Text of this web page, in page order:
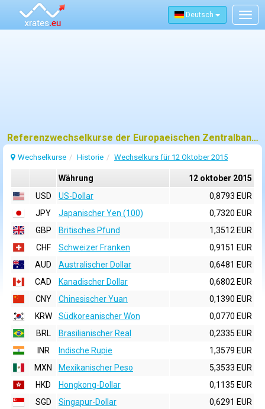
Deutsch
Referenzwechselkurse der Europaeischen Zentralbank (EZB) fuer 12 oktober 2015
Wechselkurse Historie Wechselkurs für 12 Oktober 2015
Währung
12 oktober 2015
USD
US-Dollar
0,8793 EUR
JPY
Japanischer Yen (100)
0,7320 EUR
GBP
Britisches Pfund
1,3512 EUR
CHF
Schweizer Franken
0,9151 EUR
AUD
Australischer Dollar
0,6481 EUR
CAD
Kanadischer Dollar
0,6802 EUR
CNY
Chinesischer Yuan
0,1390 EUR
KRW
Südkoreanischer Won
0,0770 EUR
BRL
Brasilianischer Real
0,2335 EUR
INR
Indische Rupie
1,3579 EUR
MXN
Mexikanischer Peso
5,3533 EUR
HKD
Hongkong-Dollar
0,1135 EUR
SGD
Singapur-Dollar
0,6291 EUR